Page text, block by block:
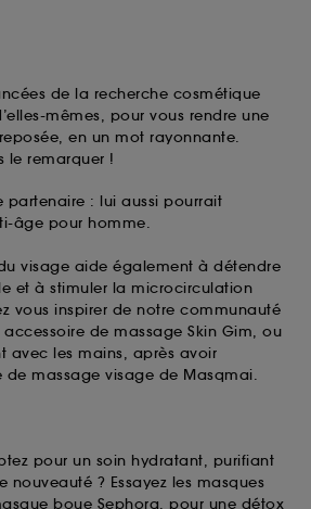
de la recherche cosmétique
mêmes, pour vous rendre une
en un mot rayonnante.
le remarquer !
partenaire : lui aussi pourrait
âge pour homme.
visage aide également à détendre
et à stimuler la microcirculation
vous inspirer de notre communauté
de massage Skin Gim, ou
avec les mains, après avoir
de massage visage de Masqmai.
pour un soin hydratant, purifiant
nouveauté ? Essayez les masques
boue Sephora, pour une détox